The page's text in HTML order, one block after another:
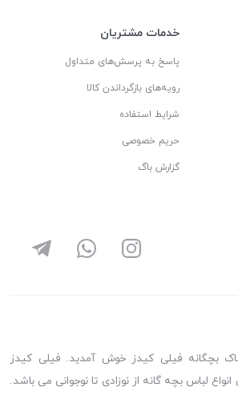
خدمات مشتریان
پاسخ به پرسش‌های متداول
رویه‌های بازگرداندن کالا
شرایط استفاده
حریم خصوصی
گزارش باگ
بچگانه فیلی کیدز خوش آمدید. فیلی کیدز
لباس بچه گانه از نوزادی تا نوجوانی می باشد.